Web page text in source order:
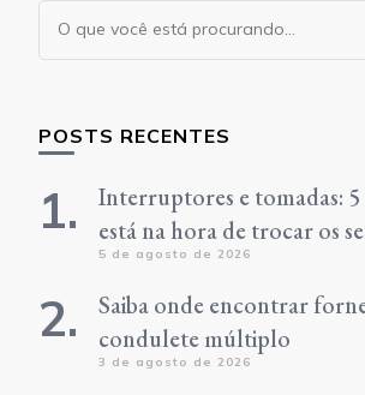
Procurando
POSTS RECENTES
Interruptores e tomadas: 5
está na hora de trocar os
5 de agosto de 2026
Saiba onde encontrar
condulete múltiplo
3 de agosto de 2026